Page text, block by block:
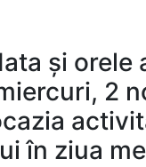
și
2
în ziua